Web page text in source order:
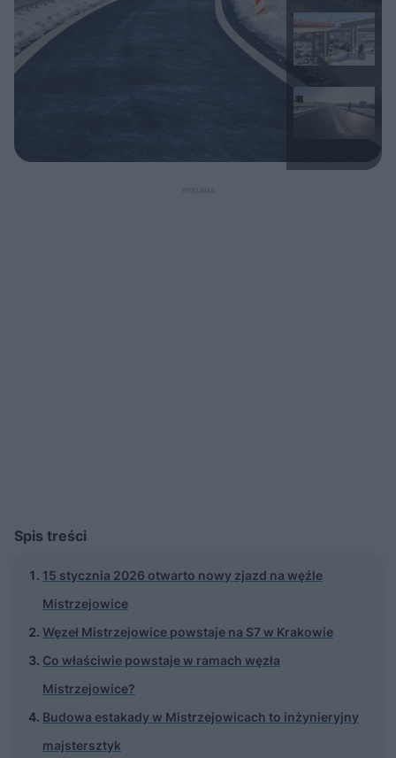
Spis treści
15 stycznia 2026 otwarto nowy zjazd na węźle
Mistrzejowice
Węzeł Mistrzejowice powstaje na S7 w Krakowie
Co właściwie powstaje w ramach węzła
Mistrzejowice?
Budowa estakady w Mistrzejowicach to inżynieryjny
majstersztyk